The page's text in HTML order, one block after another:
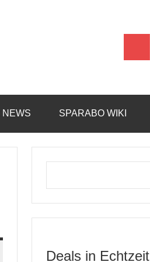
NEWS SPARABO WIKI
Deals in Echtzeit